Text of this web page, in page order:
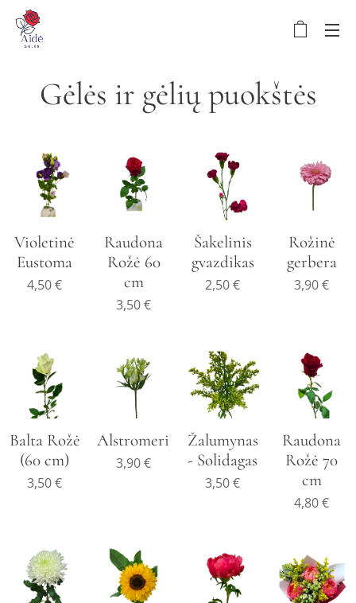
Gėlės ir gėlių puokštės
Violetinė
Eustoma
4,50€
Raudona
Rožė 60
cm
3,50€
Šakelinis
gvazdikas
2,50€
Rožinė
gerbera
3,90€
Balta Rožė
(60 cm)
3,50€
Alstromerija
3,90€
Žalumynas
- Solidagas
3,50€
Raudona
Rožė 70
cm
4,80€